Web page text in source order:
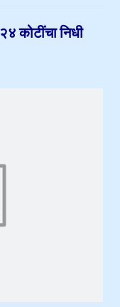
कोटींचा निधी